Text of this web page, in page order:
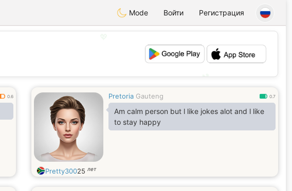
Mode Войти Регистрация
0.6 Pretoria Gauteng 0.7
Am calm person but l like jokes alot and l like
to stay happy
Pretty30025 лет